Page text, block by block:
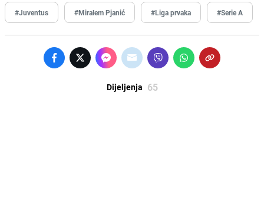
#Juventus #Miralem Pjanić #Liga prvaka #Serie A
Dijeljenja 65